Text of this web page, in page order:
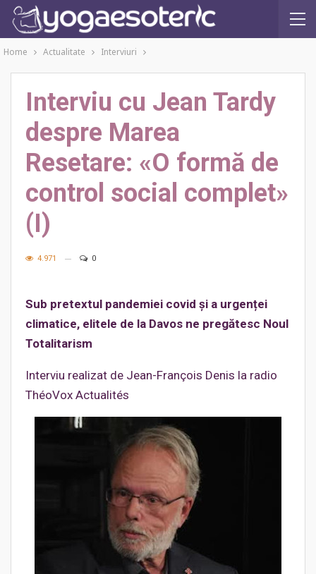
Home Actualitate Interviuri
Interviu cu Jean Tardy
despre Marea
Resetare: «O formă de
control social complet»
(I)
4.971 0
Sub pretextul pandemiei covid și a urgenței
climatice, elitele de la Davos ne pregătesc Noul
Totalitarism
Interviu realizat de Jean-François Denis la radio
ThéoVox Actualités